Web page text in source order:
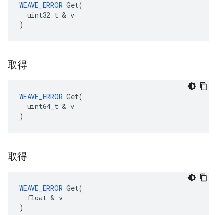
WEAVE_ERROR Get(
  uint32_t & v
)
取得
WEAVE_ERROR Get(
  uint64_t & v
)
取得
WEAVE_ERROR Get(
  float & v
)